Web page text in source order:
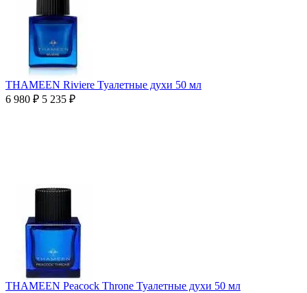
THAMEEN Riviere Туалетные духи 50 мл
6 980 ₽ 5 235 ₽
THAMEEN Peacock Throne Туалетные духи 50 мл